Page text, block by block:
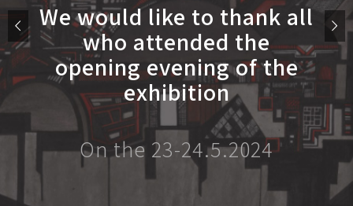
On the 23-24.5.2024
We would like to thank all
who attended the
opening evening of the
exhibition